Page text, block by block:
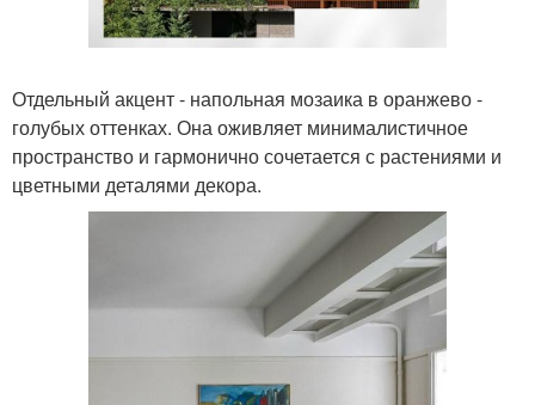
Отдельный акцент - напольная мозаика в оранжево -
голубых оттенках. Она оживляет минималистичное
пространство и гармонично сочетается с растениями и
цветными деталями декора.